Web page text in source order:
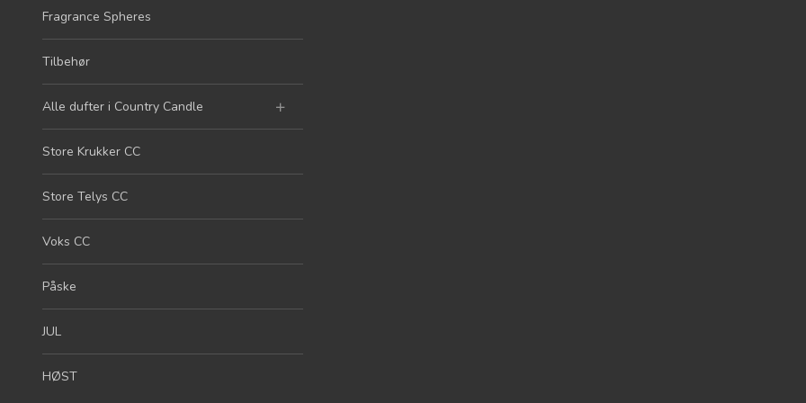
Fragrance Spheres
Tilbehør
Alle dufter i Country Candle
Store Krukker CC
Store Telys CC
Voks CC
Påske
JUL
HØST